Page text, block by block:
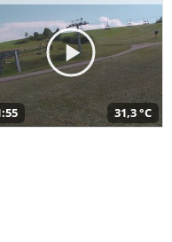
31,3 °C